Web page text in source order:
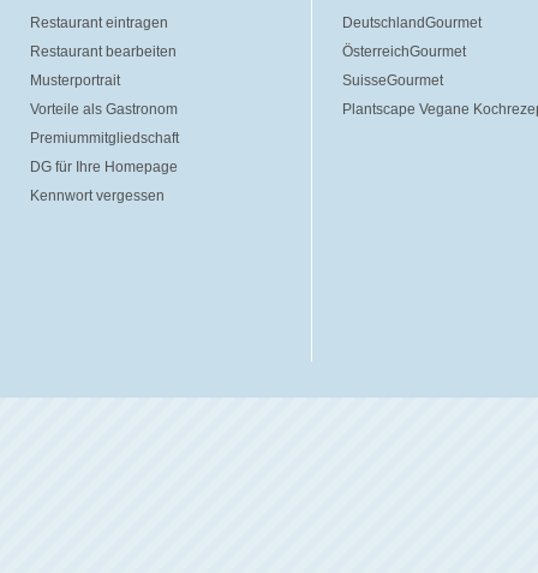
Restaurant eintragen
Restaurant bearbeiten
Musterportrait
Vorteile als Gastronom
Premiummitgliedschaft
DG für Ihre Homepage
Kennwort vergessen
DeutschlandGourmet
ÖsterreichGourmet
SuisseGourmet
Plantscape Vegane